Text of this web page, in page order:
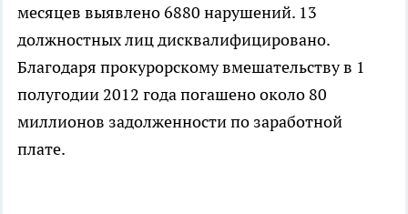
месяцев выявлено 6880 нарушений. 13
должностных лиц дисквалифицировано.
Благодаря прокурорскому вмешательству в 1
полугодии 2012 года погашено около 80
миллионов задолженности по заработной
плате.